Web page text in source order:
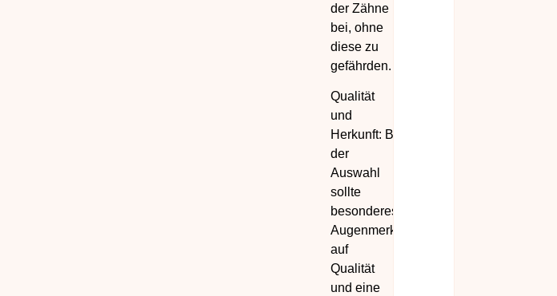
der Zähne
bei, ohne
diese zu
gefährden.
Qualität
und
Herkunft: Bei
der
Auswahl
sollte
besonderes
Augenmerk
auf
Qualität
und eine